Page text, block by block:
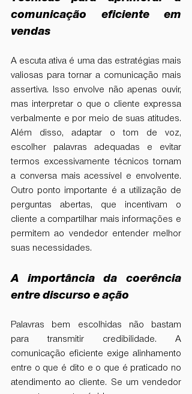
comunicação eficiente em
vendas
A escuta ativa é uma das estratégias mais
valiosas para tornar a comunicação mais
assertiva. Isso envolve não apenas ouvir,
mas interpretar o que o cliente expressa
verbalmente e por meio de suas atitudes.
Além disso, adaptar o tom de voz,
escolher palavras adequadas e evitar
termos excessivamente técnicos tornam
a conversa mais acessível e envolvente.
Outro ponto importante é a utilização de
perguntas abertas, que incentivam o
cliente a compartilhar mais informações e
permitem ao vendedor entender melhor
suas necessidades.
A importância da coerência
entre discurso e ação
Palavras bem escolhidas não bastam
para transmitir credibilidade. A
comunicação eficiente exige alinhamento
entre o que é dito e o que é praticado no
atendimento ao cliente. Se um vendedor